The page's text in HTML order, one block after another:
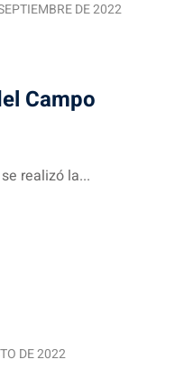
DE 2022
Campo
realizó la...
DE 2022